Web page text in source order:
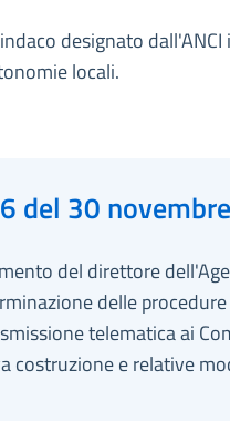
designato
locali.
del 30
del direttore
delle
telematica ai
costruzione e relative